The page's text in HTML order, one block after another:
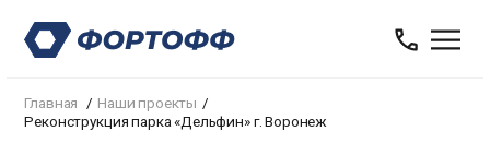
Главная
Наши проекты
Реконструкция парка «Дельфин» г. Воронеж